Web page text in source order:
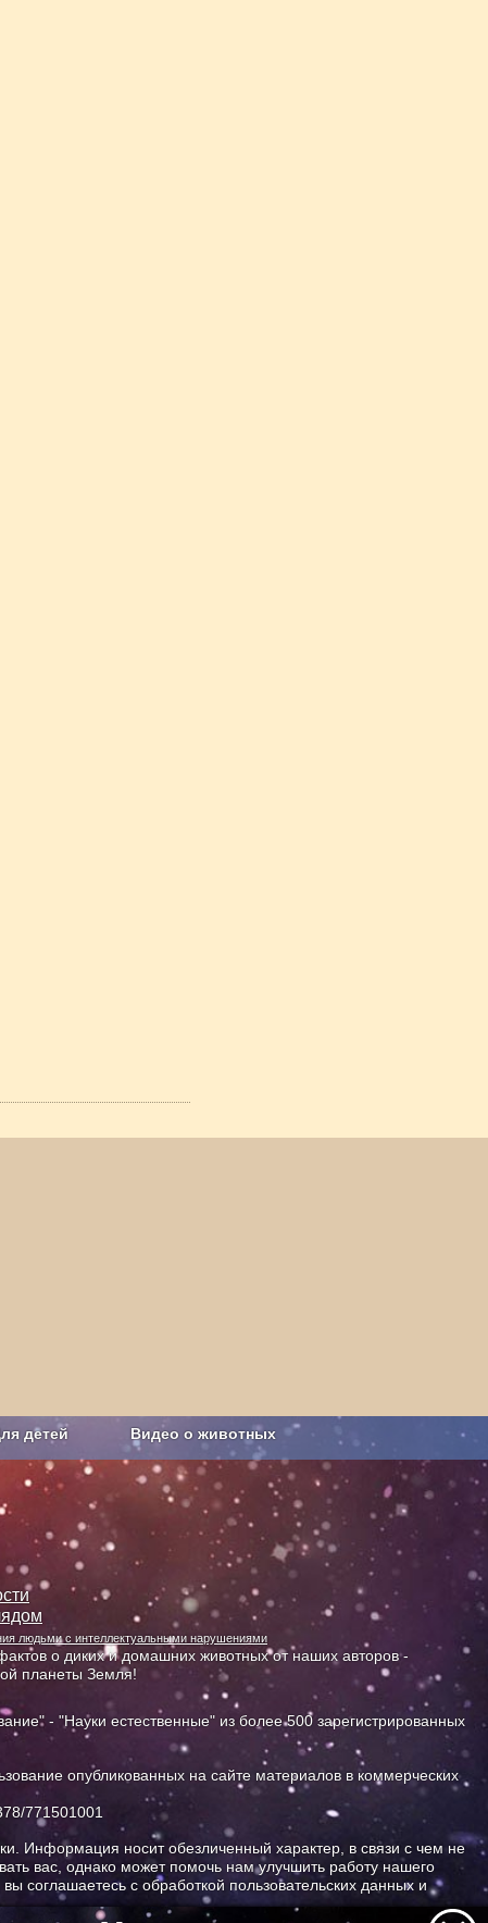
детей Видео о животных
Сельское хозяйство
людьми с интеллектуальными нарушениями
о диких и домашних животных от наших авторов -
планеты Земля!
- "Науки естественные" из более 500 зарегистрированных
опубликованных на сайте материалов в коммерческих
771501001
Информация носит обезличенный характер, в связи с чем не
вас, однако может помочь нам улучшить работу нашего
соглашаетесь с обработкой пользовательских данных и